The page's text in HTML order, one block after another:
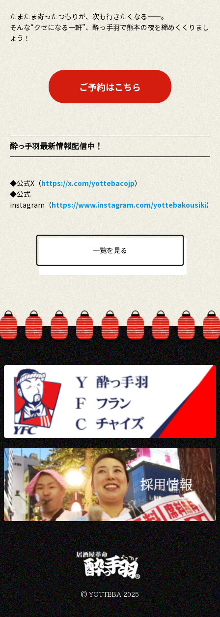
たまたま寄ったつもりが、次も行きたくなる――。
そんな“クセになる一軒”、酔っ手羽で熊本の夜を締めくくりまし
ょう！
ご予約はこちら
酔っ手羽最新情報配信中！
◆公式X（https://x.com/yottebacojp）
◆公式
instagram（https://www.instagram.com/yottebakousiki）
一覧を見る
©︎ YOTTEBA 2025